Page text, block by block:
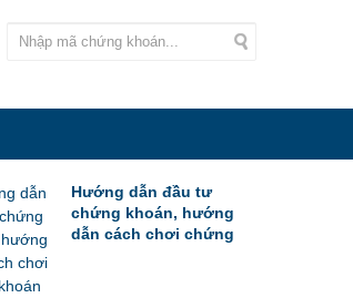
Hướng dẫn đầu tư
chứng khoán, hướng
dẫn cách chơi chứng